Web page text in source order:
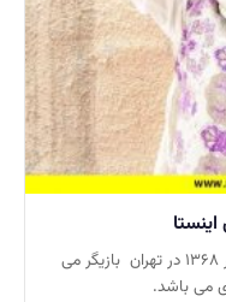
بیوگرافی دیبا زاهدی دیبا زاهدی متولد ۷ آذر ۱۳۶۸ در تهران بازیگر می
می باشد.